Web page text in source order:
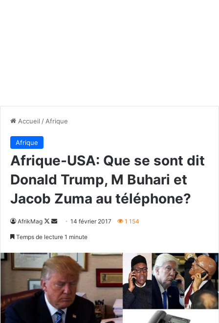
Accueil / Afrique
Afrique
Afrique-USA: Que se sont dit
Donald Trump, M Buhari et
Jacob Zuma au téléphone?
AfrikMag
Follow
Envoyer14 février 2017 1 154
Temps de lecture 1 minute